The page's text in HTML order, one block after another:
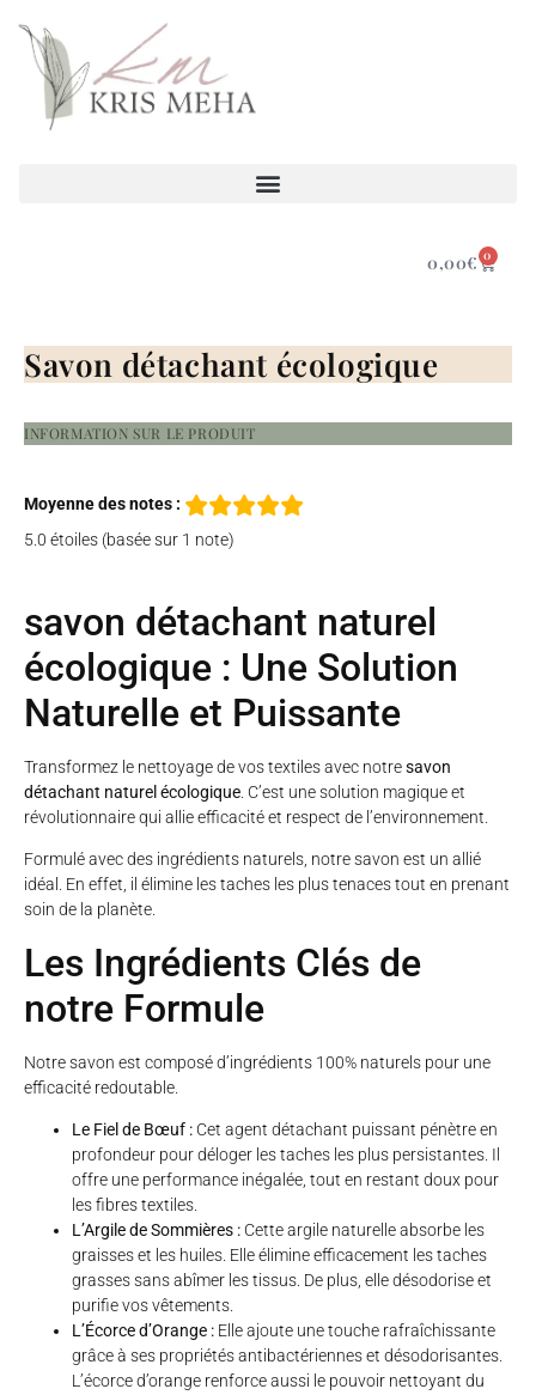
0,00€ 0
Savon détachant écologique
INFORMATION SUR LE PRODUIT
Moyenne des notes :
5.0 étoiles (basée sur 1 note)
savon détachant naturel
écologique : Une Solution
Naturelle et Puissante
Transformez le nettoyage de vos textiles avec notresavon
détachant naturel écologique . C’est une solution magique et
révolutionnaire qui allie efficacité et respect de l’environnement.
Formulé avec des ingrédients naturels, notre savon est un allié
idéal. En effet, il élimine les taches les plus tenaces tout en prenant
soin de la planète.
Les Ingrédients Clés de
notre Formule
Notre savon est composé d’ingrédients 100% naturels pour une
efficacité redoutable.
Le Fiel de Bœuf : Cet agent détachant puissant pénètre en
profondeur pour déloger les taches les plus persistantes. Il
offre une performance inégalée, tout en restant doux pour
les fibres textiles.
L’Argile de Sommières : Cette argile naturelle absorbe les
graisses et les huiles. Elle élimine efficacement les taches
grasses sans abîmer les tissus. De plus, elle désodorise et
purifie vos vêtements.
L’Écorce d’Orange : Elle ajoute une touche rafraîchissante
grâce à ses propriétés antibactériennes et désodorisantes.
L’écorce d’orange renforce aussi le pouvoir nettoyant du